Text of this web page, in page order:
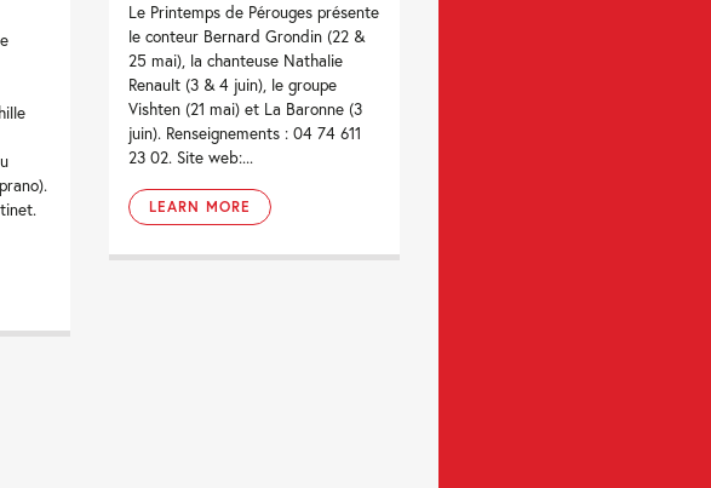
Le Printemps de Pérouges présente
le conteur Bernard Grondin (22 &
25 mai), la chanteuse Nathalie
Renault (3 & 4 juin), le groupe
Vishten (21 mai) et La Baronne (3
juin). Renseignements : 04 74 611
23 02. Site web:...
LEARN MORE